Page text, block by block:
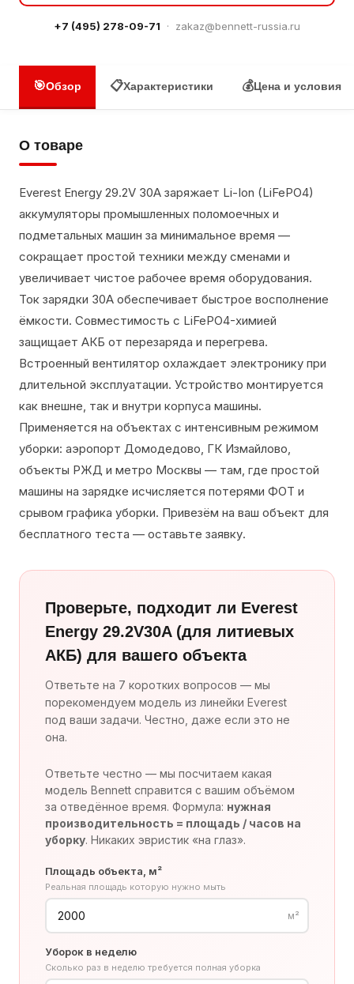
+7 (495) 278-09-71 · zakaz@bennett-russia.ru
🎯Обзор 📋Характеристики 💰Цена и условия
О товаре
Everest Energy 29.2V 30A заряжает Li-Ion (LiFePO4)
аккумуляторы промышленных поломоечных и
подметальных машин за минимальное время —
сокращает простой техники между сменами и
увеличивает чистое рабочее время оборудования.
Ток зарядки 30А обеспечивает быстрое восполнение
ёмкости. Совместимость с LiFePO4-химией
защищает АКБ от перезаряда и перегрева.
Встроенный вентилятор охлаждает электронику при
длительной эксплуатации. Устройство монтируется
как внешне, так и внутри корпуса машины.
Применяется на объектах с интенсивным режимом
уборки: аэропорт Домодедово, ГК Измайлово,
объекты РЖД и метро Москвы — там, где простой
машины на зарядке исчисляется потерями ФОТ и
срывом графика уборки. Привезём на ваш объект для
бесплатного теста — оставьте заявку.
Проверьте, подходит ли Everest
Energy 29.2V30A (для литиевых
АКБ) для вашего объекта
Ответьте на 7 коротких вопросов — мы
порекомендуем модель из линейки Everest
под ваши задачи. Честно, даже если это не
она.
Ответьте честно — мы посчитаем какая
модель Bennett справится с вашим объёмом
за отведённое время. Формула: нужная
производительность = площадь / часов на
уборку. Никаких эвристик «на глаз».
Площадь объекта, м²
Реальная площадь которую нужно мыть
м²
Уборок в неделю
Сколько раз в неделю требуется полная уборка